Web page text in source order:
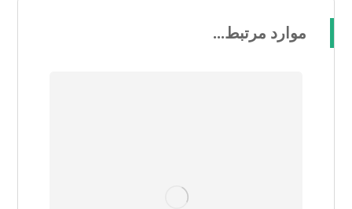
موارد مرتبط...